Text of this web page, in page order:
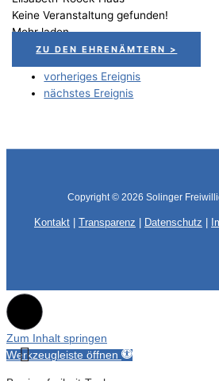
Keine Veranstaltung gefunden!
Mehr laden
ZU DEN EHRENÄMTERN >
vorheriges Ereignis
nächstes Ereignis
Copyright © 2026 Solinger
Kontakt Transparenz Datenschutz
Zum Inhalt springen
Werkzeugleiste öffnen